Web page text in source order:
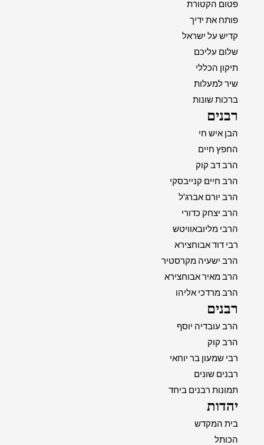
פטום הקטורת
פותח את ידיך
קדיש על ישראל
שלום עליכם
תיקון הכללי
שיר למעלות
ברכות שונות
רבנים
הבן איש חי
החפץ חיים
הרב דב קוק
הרב חיים קנייבסקי
הרב יורם אברג'ל
הרב יצחק כדורי
הרבי מליובאוויטש
רבי דוד אבוחצירא
הרב ישעיה מקרסטיר
הרב מאיר אבוחצירא
הרב מרדכי אליהו
רבנים
הרב עובדיה יוסף
הרב קוק
רבי שמעון בר יוחאי
רבנים שונים
תמונות רבנים ביחד
יהדות
בית המקדש
הכותל